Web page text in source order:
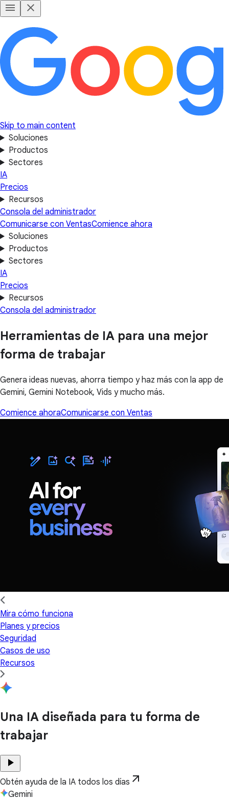
Skip to main content
Soluciones
Productos
Sectores
IA
Precios
Recursos
Consola del administrador
Comunicarse con VentasComience ahora
Soluciones
Productos
Sectores
IA
Precios
Recursos
Consola del administrador
Herramientas de IA para una mejor
forma de trabajar
Genera ideas nuevas, ahorra tiempo y haz más con la app de
Gemini, Gemini Notebook, Vids y mucho más.
Comience ahoraComunicarse con Ventas
Mira cómo funciona
Planes y precios
Seguridad
Casos de uso
Recursos
Una IA diseñada para tu forma de
trabajar
play_arrow
Obtén ayuda de la IA todos los días arrow_outward
Gemini